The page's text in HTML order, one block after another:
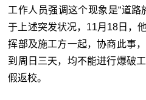
工作人员强调这个现象是“道路
于上述突发状况，11月18日，
挥部及施工方一起，协商此事
到周日三天，均不能进行爆破
假返校。